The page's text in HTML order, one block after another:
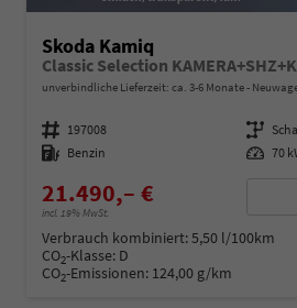
Skoda Kamiq
unverbindliche Lieferzeit: ca. 3-6 Monate
Fahrzeugnummer 197008 Getriebe
Kraftstoff Benzin Leistung 70
21.490,– €
incl. 19% MwSt.
Verbrauch kombiniert:5,50 l/100km
CO2-Klasse: D
CO2-Emissionen: 124,00 g/km